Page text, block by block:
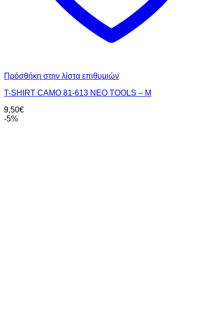
Πρόσθήκη στην λίστα επιθυμιών
T-SHIRT CAMO 81-613 NEO TOOLS – M
9,50€
-5%